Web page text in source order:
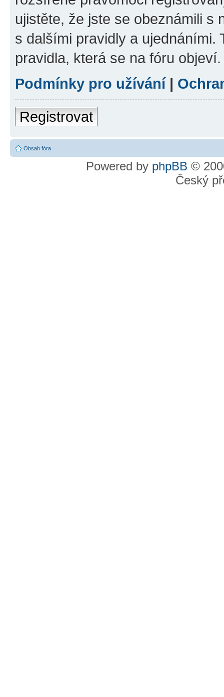
ujistěte, že jste se obeznámili s
s dalšími pravidly a ujednáními.
pravidla, která se na fóru objeví.
Podmínky pro užívání|
Registrovat
Obsah fóra
Powered by phpBB ©
Český